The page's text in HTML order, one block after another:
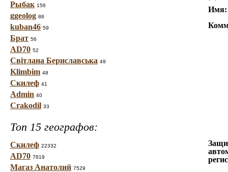
Рыбак 156
ggeolog 88
kuban46 59
Брат 56
AD70 52
Світлана Бериславська 49
Klimbim 48
Скилеф 41
Admin 40
Crakodil 33
Топ 15 географов:
Скилеф 22332
AD70 7819
Магаз Анатолий 7529
Имя: